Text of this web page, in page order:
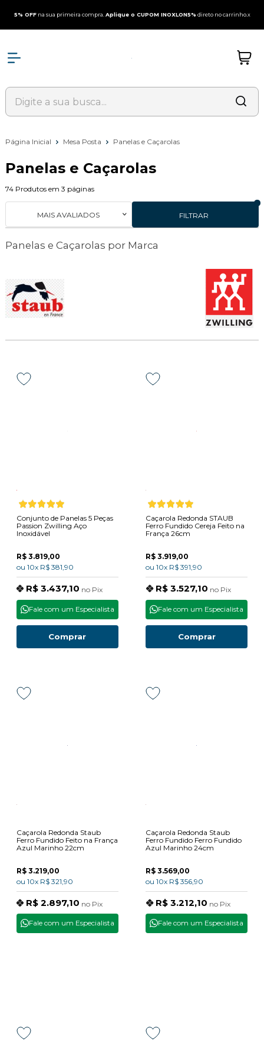
5% OFF na sua primeira compra.Aplique o CUPOM INOXLON5% direto no carrinho.x
Página Inicial Mesa Posta Panelas e Caçarolas
Panelas e Caçarolas
74 Produtos em 3 páginas
FILTRAR
MAIS AVALIADOS
Panelas e Caçarolas por Marca
Conjunto de Panelas 5 Peças
Passion Zwilling Aço
Inoxidável
R$ 3.819,00
ou 10x R$ 381,90
R$ 3.437,10 no Pix
Comprar
Fale com um Especialista
Caçarola Redonda STAUB
Ferro Fundido Cereja Feito na
França 26cm
R$ 3.919,00
ou 10x R$ 391,90
R$ 3.527,10 no Pix
Comprar
Fale com um Especialista
Caçarola Redonda Staub
Ferro Fundido Feito na França
Azul Marinho 22cm
R$ 3.219,00
ou 10x R$ 321,90
R$ 2.897,10 no Pix
Fale com um Especialista
Caçarola Redonda Staub
Ferro Fundido Ferro Fundido
Azul Marinho 24cm
R$ 3.569,00
ou 10x R$ 356,90
R$ 3.212,10 no Pix
Fale com um Especialista